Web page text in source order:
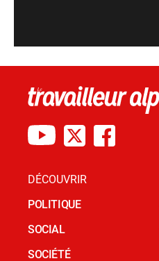
DÉCOUVRIR
POLITIQUE
SOCIAL
SOCIÉTÉ